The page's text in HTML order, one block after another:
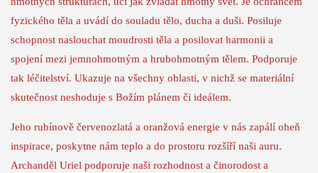
fyzického těla a uvádí do souladu tělo, ducha a duši. Posiluje
schopnost naslouchat moudrosti těla a posilovat harmonii a
spojení mezi jemnohmotným a hrubohmotným tělem. Podporuje
tak léčitelství. Ukazuje na všechny oblasti, v nichž se materiální
skutečnost neshoduje s Božím plánem či ideálem.
Jeho rubínově červenozlatá a oranžová energie v nás zapálí oheň
inspirace, poskytne nám teplo a do prostoru rozšíří naši auru.
Archanděl Uriel podporuje naši rozhodnost a činorodost a